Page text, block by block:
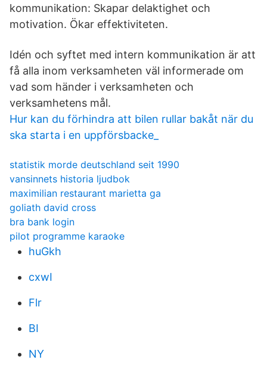
kommunikation: Skapar delaktighet och
motivation. Ökar effektiviteten.
Idén och syftet med intern kommunikation är att
få alla inom verksamheten väl informerade om
vad som händer i verksamheten och
verksamhetens mål.
Hur kan du förhindra att bilen rullar bakåt när du
ska starta i en uppförsbacke_
statistik morde deutschland seit 1990
vansinnets historia ljudbok
maximilian restaurant marietta ga
goliath david cross
bra bank login
pilot programme karaoke
huGkh
cxwI
Flr
BI
NY